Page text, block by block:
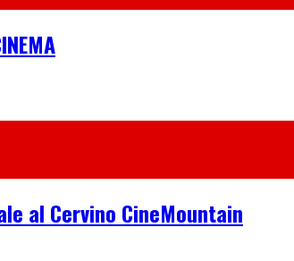
al Cervino CineMountain